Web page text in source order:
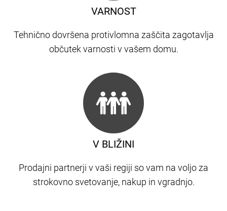
V BLIŽINI
Prodajni partnerji v vaši regiji so vam na voljo za
strokovno svetovanje, nakup in vgradnjo.
VARNOST
Tehnično dovršena protivlomna zaščita zagotavlja
občutek varnosti v vašem domu.